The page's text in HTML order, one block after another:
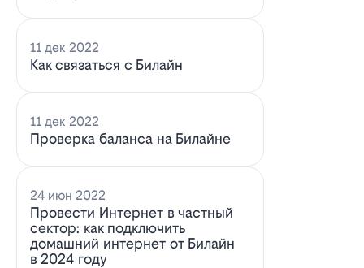
11 дек 2022
Как связаться с Билайн
11 дек 2022
Проверка баланса на Билайне
24 июн 2022
Провести Интернет в частный
сектор: как подключить
домашний интернет от Билайн
в 2024 году